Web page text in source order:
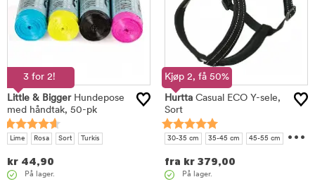
3 for 2!
Little & BiggerHundepose
med håndtak, 50-pk
Lime Rosa Sort Turkis
kr 44,90
På lager.
Kjøp 2, få 50%
Hurtta Casual ECO Y-sele,
Sort
30-35 cm 35-45 cm
45-55 cm
90-100 cm
...
fra kr 379,00
På lager.